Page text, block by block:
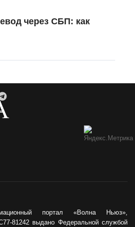
через СБП: как
портал «Волна Ньюз»,
81242 выдано Федеральной службой